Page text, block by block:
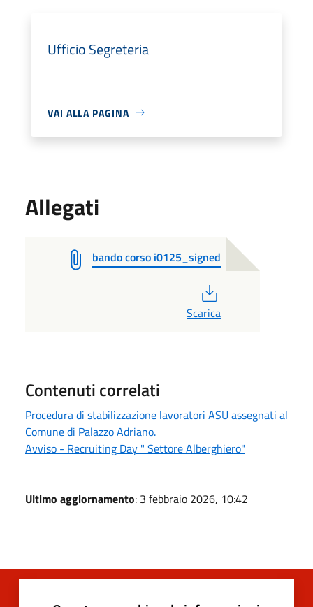
Ufficio Segreteria
VAI ALLA PAGINA
Allegati
bando corso i0125_signed
Scarica
Contenuti correlati
Procedura di stabilizzazione lavoratori ASU assegnati al
Comune di Palazzo Adriano.
Avviso - Recruiting Day " Settore Alberghiero"
Ultimo aggiornamento: 3 febbraio 2026, 10:42